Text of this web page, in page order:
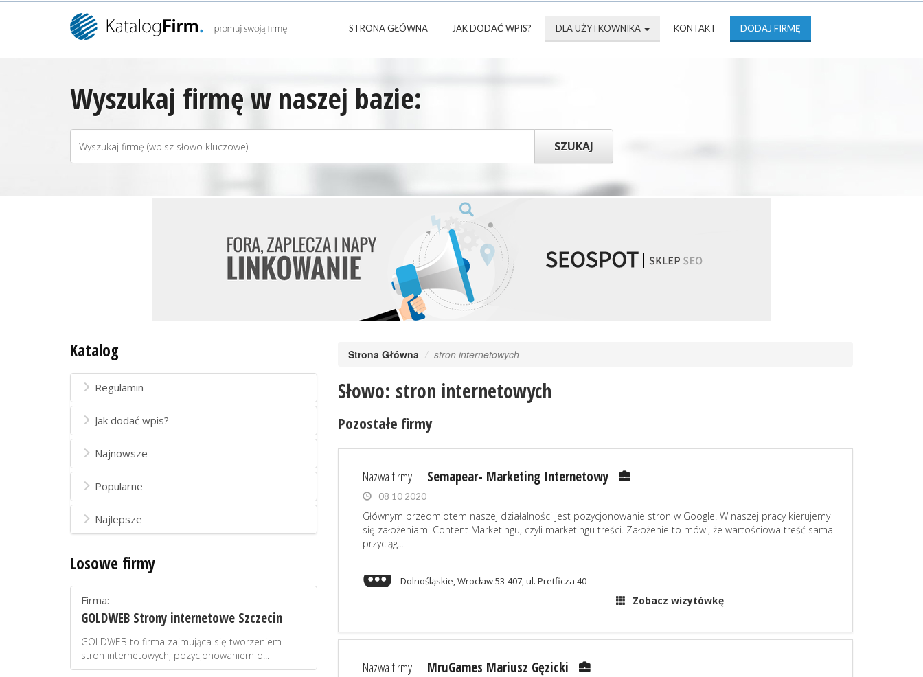
STRONA GŁÓWNA JAK DODAĆ WPIS? DLA UŻYTKOWNIKA KONTAKT DODAJ FIRMĘ
Wyszukaj firmę w naszej bazie:
Katalog
Regulamin
Jak dodać wpis?
Najnowsze
Popularne
Najlepsze
Losowe firmy
Firma:
GOLDWEB Strony internetowe Szczecin
GOLDWEB to firma zajmująca się tworzeniem
stron internetowych, pozycjonowaniem o...
Strona Główna stron internetowych
Słowo: stron internetowych
Pozostałe firmy
Nazwa firmy: Semapear- Marketing Internetowy
08 10 2020
Głównym przedmiotem naszej działalności jest pozycjonowanie stron w Google. W naszej pracy kierujemy
się założeniami Content Marketingu, czyli marketingu treści. Założenie to mówi, że wartościowa treść sama
przyciąg...
Dolnośląskie, Wrocław 53-407, ul. Pretficza 40
Zobacz wizytówkę
Nazwa firmy: MruGames Mariusz Gęzicki